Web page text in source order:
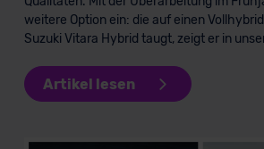
weitere Option ein: die auf einen
Suzuki Vitara Hybrid taugt, zeigt er in
Artikel lesen